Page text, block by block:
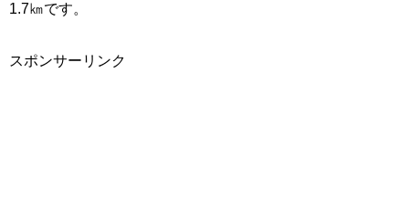
1.7㎞です。
スポンサーリンク